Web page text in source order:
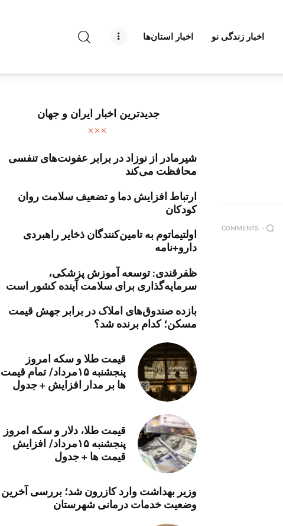
اخبار زندگی نو اخبار استان‌ها
درباره راه‌ نو نیوز
تبلیغات راه نو نیوز
آوین دیلی
خرید موتور ایمپلنت
۰ COMMENTS
جدیدترین اخبار ایران و جهان
شیرمادر از نوزاد در برابر عفونت‌های تنفسی
محافظت می‌کند
ارتباط افزایش دما و تضعیف سلامت روان
کودکان
اولتیماتوم به تامین‌کنندگان ذخایر راهبردی
دارو+نامه
ظفرقندی: توسعه آموزش پزشکی،
سرمایه‌گذاری برای سلامت آینده کشور است
بازده صندوق‌های املاک در برابر جهش قیمت
مسکن؛ کدام برنده شد؟
قیمت طلا و سکه امروز
پنجشنبه ۱۵مرداد/ تمام قیمت
ها بر مدار افزایش + جدول
قیمت طلا، دلار و سکه امروز
پنجشنبه ۱۵مرداد/ افزایش
قیمت ها + جدول
وزیر بهداشت وارد کازرون شد؛ بررسی آخرین
وضعیت خدمات درمانی شهرستان